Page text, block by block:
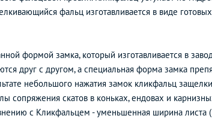
фальц изготавливается в виде
формой замка, который изготавливается в
друг с другом, а специальная форма замка
небольшого нажатия замок кликфальц
скатов в коньках, ендовах и
с Кликфальцем - уменьшенная ширина